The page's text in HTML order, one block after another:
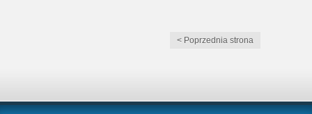
< Poprzednia strona